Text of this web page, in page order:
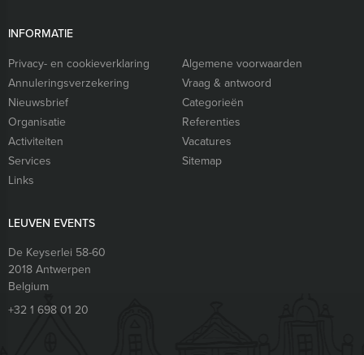
INFORMATIE
Privacy- en cookieverklaring
Algemene voorwaarden
Annuleringsverzekering
Vraag & antwoord
Nieuwsbrief
Categorieën
Organisatie
Referenties
Activiteiten
Vacatures
Services
Sitemap
Links
LEUVEN EVENTS
De Keyserlei 58-60
2018Antwerpen
Belgium
+32 1 698 01 20